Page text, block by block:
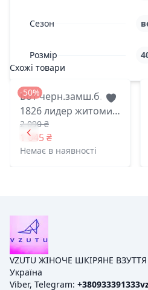
Сезон
Розмір
Схожі товари
-50%
Бот черн.замш.б.
1826 лидер житомир
36(р)
2 090 ₴
1 045 ₴
Немає в наявності
VZUTU ЖІНОЧЕ ШКІРЯНЕ
Україна
Viber, Telegram: +380933391333